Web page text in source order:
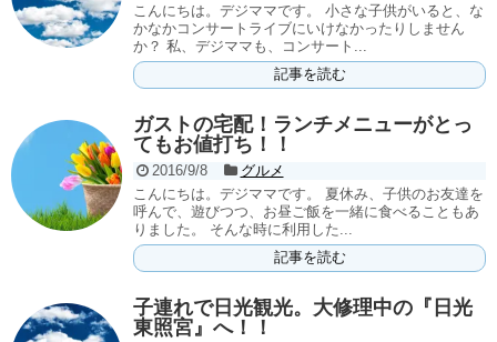
こんにちは。デジママです。 小さな子供がいると、な
かなかコンサートライブにいけなかったりしません
か？ 私、デジママも、コンサート...
記事を読む
ガストの宅配！ランチメニューがとっ
てもお値打ち！！
2016/9/8
グルメ
こんにちは。デジママです。 夏休み、子供のお友達を
呼んで、遊びつつ、お昼ご飯を一緒に食べることもあ
りました。 そんな時に利用した...
記事を読む
子連れで日光観光。大修理中の『日光
東照宮』へ！！